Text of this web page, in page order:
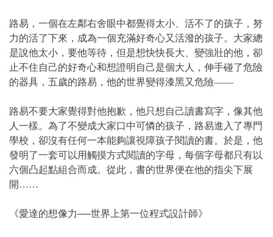
路易，一個在左鄰右舍眼中都覺得太小、活不了的孩子，努
力的活了下來，成為一個充滿好奇心又活潑的孩子。大家總
是說他太小，要他等待，但是想快快長大、變強壯的他，卻
止不住自己的好奇心和想證明自己是個大人，伸手碰了危險
的器具，五歲的路易，他的世界變得漆黑又危險――
路易不要大家覺得對他抱歉，他只想自己讀書寫字，像其他
人一樣。為了不變成大家口中可憐的孩子，路易進入了專門
學校，卻沒有任何一本能夠讓視障孩子閱讀的書。於是，他
發明了一套可以用觸摸方式閱讀的字母，每個字母都只有以
六個凸起點組合而成。從此，書的世界便在他的指尖下展
開……
《愛達的想像力──世界上第一位程式設計師》